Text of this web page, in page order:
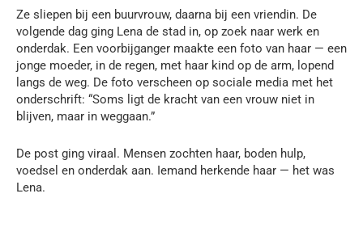
Ze sliepen bij een buurvrouw, daarna bij een vriendin. De
volgende dag ging Lena de stad in, op zoek naar werk en
onderdak. Een voorbijganger maakte een foto van haar — een
jonge moeder, in de regen, met haar kind op de arm, lopend
langs de weg. De foto verscheen op sociale media met het
onderschrift: “Soms ligt de kracht van een vrouw niet in
blijven, maar in weggaan.”
De post ging viraal. Mensen zochten haar, boden hulp,
voedsel en onderdak aan. Iemand herkende haar — het was
Lena.